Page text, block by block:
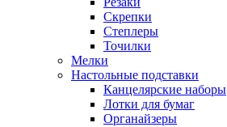
Скрепки
Степлеры
Точилки
Мелки
Настольные подставки
Канцелярские наборы
Лотки для бумаг
Органайзеры